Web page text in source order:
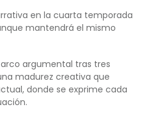
en la cuarta temporada
mantendrá el mismo
argumental tras tres
madurez creativa que
donde se exprime cada